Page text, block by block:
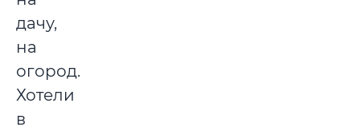
дачу,
на
огород.
Хотели
в